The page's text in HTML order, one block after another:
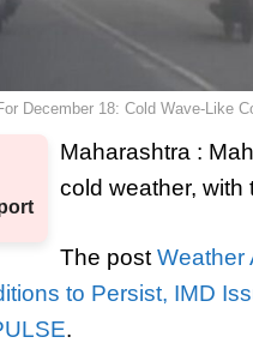
December 18: Cold Wave-
Maharashtra :
cold weather,
The post Weather
to Persist, IMD
.